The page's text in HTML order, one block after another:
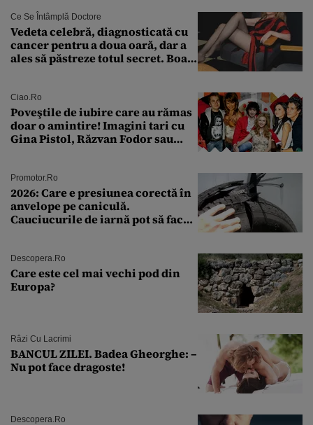
Ce Se Întâmplă Doctore
Vedeta celebră, diagnosticată cu
cancer pentru a doua oară, dar a
ales să păstreze totul secret. Boala
Ciao.ro
Poveştile de iubire care au rămas
doar o amintire! Imagini tari cu
Gina Pistol, Răzvan Fodor sau
Promotor.ro
2026: Care e presiunea corectă în
anvelope pe caniculă.
Cauciucurile de iarnă pot să facă
Descopera.ro
Care este cel mai vechi pod din
Europa?
Râzi Cu Lacrimi
BANCUL ZILEI. Badea Gheorghe: –
Nu pot face dragoste!
Descopera.ro